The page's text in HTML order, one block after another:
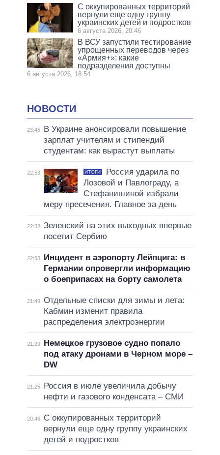
С оккупированных территорий
вернули еще одну группу
украинских детей и подростков
6 августа 2026, 20:46
В ВСУ запустили тестирование
упрощенных переводов через
«Армия+»: какие
подразделения доступны
6 августа 2026, 18:54
НОВОСТИ
23:45
В Украине анонсировали повышение
зарплат учителям и стипендий
студентам: как вырастут выплаты
22:53 ИТОГИ
Россия ударила по
Лозовой и Павлограду, а
Стефанишиной избрали
меру пресечения. Главное за день
22:32 Зеленский на этих выходных впервые
посетит Сербию
22:03
Инцидент в аэропорту Лейпцига: в
Германии опровергли информацию
о боеприпасах на борту самолета
21:49 Отдельные списки для зимы и лета:
Кабмин изменит правила
распределения электроэнергии
21:29
Немецкое грузовое судно попало
под атаку дронами в Черном море –
DW
21:25
Россия в июле увеличила добычу
нефти и газового конденсата – СМИ
20:46
С оккупированных территорий
вернули еще одну группу украинских
детей и подростков